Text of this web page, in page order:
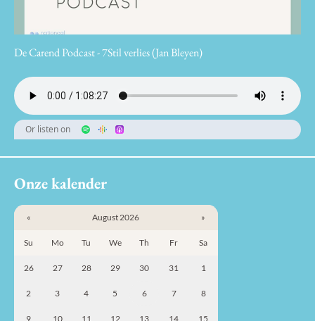
De Carend Podcast - 7Stil verlies (Jan Bleyen)
Or listen on
Onze kalender
« August 2026 »
Su Mo Tu We Th Fr Sa
26 27 28 29 30 31 1
2 3 4 5 6 7 8
9 10 11 12 13 14 15